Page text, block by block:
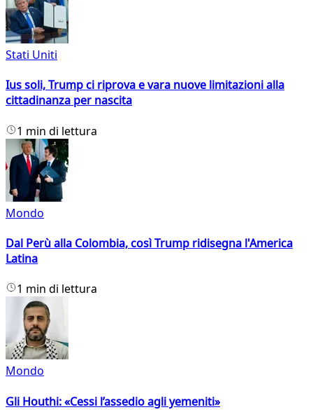
Stati Uniti
Ius soli, Trump ci riprova e vara nuove limitazioni alla
cittadinanza per nascita
1 min di lettura
Mondo
Dal Perù alla Colombia, così Trump ridisegna l'America
Latina
1 min di lettura
Mondo
Gli Houthi: «Cessi l’assedio agli yemeniti»